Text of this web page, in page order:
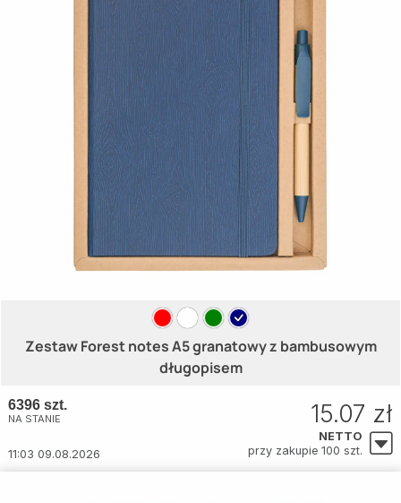
Zestaw Forest notes A5 granatowy z bambusowym
długopisem
6396 szt.
NA STANIE
11:03 09.08.2026
15.07 zł
NETTO
przy zakupie 100 szt.